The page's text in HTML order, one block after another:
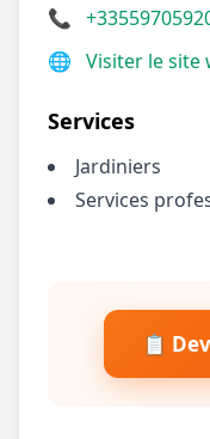
📞
🌐 Visiter le site
Services
Jardiniers
Services
📋